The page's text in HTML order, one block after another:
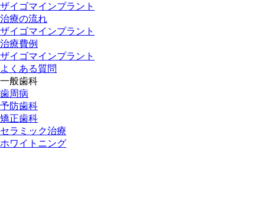
ザイゴマインプラント
治療の流れ
ザイゴマインプラント
治療費例
ザイゴマインプラント
よくある質問
一般歯科
歯周病
予防歯科
矯正歯科
セラミック治療
ホワイトニング